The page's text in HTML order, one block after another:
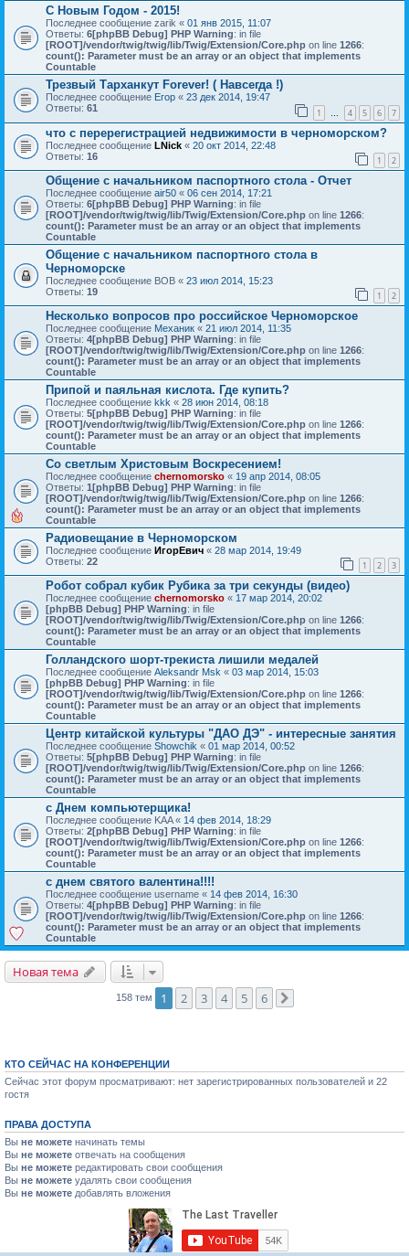
С Новым Годом - 2015!
Последнее сообщение zarik « 01 янв 2015, 11:07
Ответы: 6[phpBB Debug] PHP Warning: in file
[ROOT]/vendor/twig/twig/lib/Twig/Extension/Core.php on line 1266:
count(): Parameter must be an array or an object that implements
Countable
Трезвый Тарханкут Forever! ( Навсегда !)
Последнее сообщение Егор « 23 дек 2014, 19:47
Ответы: 61 1 4 5 6 7
что с перерегистрацией недвижимости в черноморском?
Последнее сообщение LNick « 20 окт 2014, 22:48
Ответы: 16 1 2
Общение с начальником паспортного стола - Отчет
Последнее сообщение air50 « 06 сен 2014, 17:21
Ответы: 6[phpBB Debug] PHP Warning: in file
[ROOT]/vendor/twig/twig/lib/Twig/Extension/Core.php on line 1266:
count(): Parameter must be an array or an object that implements
Countable
Общение с начальником паспортного стола в
Черноморске
Последнее сообщение ВОВ « 23 июл 2014, 15:23
Ответы: 19 1 2
Несколько вопросов про российское Черноморское
Последнее сообщение Механик « 21 июл 2014, 11:35
Ответы: 4[phpBB Debug] PHP Warning: in file
[ROOT]/vendor/twig/twig/lib/Twig/Extension/Core.php on line 1266:
count(): Parameter must be an array or an object that implements
Countable
Припой и паяльная кислота. Где купить?
Последнее сообщение kkk « 28 июн 2014, 08:18
Ответы: 5[phpBB Debug] PHP Warning: in file
[ROOT]/vendor/twig/twig/lib/Twig/Extension/Core.php on line 1266:
count(): Parameter must be an array or an object that implements
Countable
Со светлым Христовым Воскресением!
Последнее сообщение chernomorsko « 19 апр 2014, 08:05
Ответы: 1[phpBB Debug] PHP Warning: in file
[ROOT]/vendor/twig/twig/lib/Twig/Extension/Core.php on line 1266:
count(): Parameter must be an array or an object that implements
Countable
Радиовещание в Черноморском
Последнее сообщение ИгорЕвич « 28 мар 2014, 19:49
Ответы: 22 1 2 3
Робот собрал кубик Рубика за три секунды (видео)
Последнее сообщение chernomorsko « 17 мар 2014, 20:02
[phpBB Debug] PHP Warning: in file
[ROOT]/vendor/twig/twig/lib/Twig/Extension/Core.php on line 1266:
count(): Parameter must be an array or an object that implements
Countable
Голландского шорт-трекиста лишили медалей
Последнее сообщение Aleksandr Msk « 03 мар 2014, 15:03
[phpBB Debug] PHP Warning: in file
[ROOT]/vendor/twig/twig/lib/Twig/Extension/Core.php on line 1266:
count(): Parameter must be an array or an object that implements
Countable
Центр китайской культуры "ДАО ДЭ" - интересные занятия
Последнее сообщение Showchik « 01 мар 2014, 00:52
Ответы: 5[phpBB Debug] PHP Warning: in file
[ROOT]/vendor/twig/twig/lib/Twig/Extension/Core.php on line 1266:
count(): Parameter must be an array or an object that implements
Countable
с Днем компьютерщика!
Последнее сообщение KAA« 14 фев 2014, 18:29
Ответы: 2[phpBB Debug] PHP Warning: in file
[ROOT]/vendor/twig/twig/lib/Twig/Extension/Core.php on line 1266:
count(): Parameter must be an array or an object that implements
Countable
с днем святого валентина!!!!
Последнее сообщение username « 14 фев 2014, 16:30
Ответы: 4[phpBB Debug] PHP Warning: in file
[ROOT]/vendor/twig/twig/lib/Twig/Extension/Core.php on line 1266:
count(): Parameter must be an array or an object that implements
Countable
Новая тема
158 тем 1 2 3 4 5 6
КТО СЕЙЧАС НА КОНФЕРЕНЦИИ
Сейчас этот форум просматривают: нет зарегистрированных пользователей и 22
гостя
ПРАВА ДОСТУПА
Вы не можете начинать темы
Вы не можете отвечать на сообщения
Вы не можете редактировать свои сообщения
Вы не можете удалять свои сообщения
Вы не можете добавлять вложения